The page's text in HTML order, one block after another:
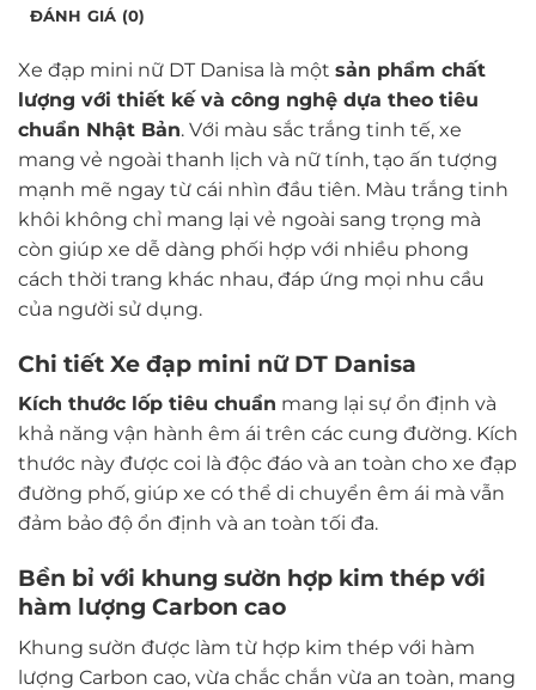
ĐÁNH GIÁ (0)
Xe đạp mini nữ DT Danisa là một sản phẩm chất
lượng với thiết kế và công nghệ dựa theo tiêu
chuẩn Nhật Bản. Với màu sắc trắng tinh tế, xe
mang vẻ ngoài thanh lịch và nữ tính, tạo ấn tượng
mạnh mẽ ngay từ cái nhìn đầu tiên. Màu trắng tinh
khôi không chỉ mang lại vẻ ngoài sang trọng mà
còn giúp xe dễ dàng phối hợp với nhiều phong
cách thời trang khác nhau, đáp ứng mọi nhu cầu
của người sử dụng.
Chi tiết Xe đạp mini nữ DT Danisa
Kích thước lốp tiêu chuẩn mang lại sự ổn định và
khả năng vận hành êm ái trên các cung đường. Kích
thước này được coi là độc đáo và an toàn cho xe đạp
đường phố, giúp xe có thể di chuyển êm ái mà vẫn
đảm bảo độ ổn định và an toàn tối đa.
Bền bỉ với khung sườn hợp kim thép với
hàm lượng Carbon cao
Khung sườn được làm từ hợp kim thép với hàm
lượng Carbon cao, vừa chắc chắn vừa an toàn, mang